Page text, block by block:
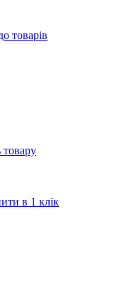
товарів
товару
в 1 клік